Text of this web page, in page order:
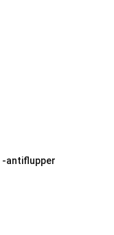
-antiflupper